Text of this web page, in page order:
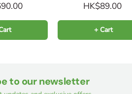
HK$89.00
+ Cart
to our newsletter